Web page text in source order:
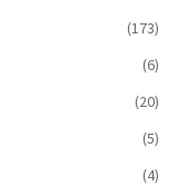
(173)
(6)
(20)
(5)
(4)